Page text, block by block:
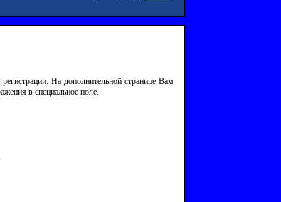
На дополнительной странице Вам
в специальное поле.